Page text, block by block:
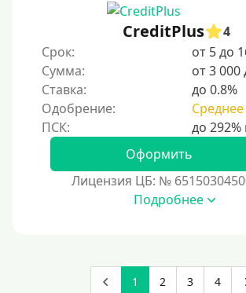
Бесплатное использование без
Денежным переводом
По СМС
На электронный кошелек
На Юмани (ЮMoney)
Без привязки карты
Пополнение Киви-кошелька
Открыть кошелек Киви можно с 18 лет.
CreditPlus
4
Срок:
от 5 до
Сумма:
от 3 000
Ставка:
до 0.8%
Одобрение:
Среднее
Оформить
Лицензия ЦБ: №
Подробнее
1 2 3 4